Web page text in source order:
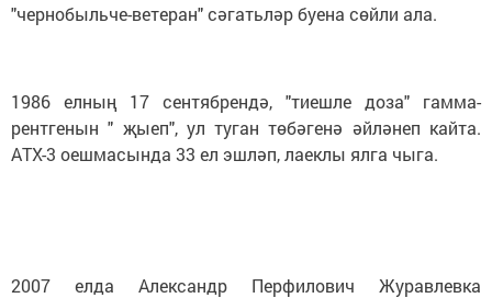
"чернобыльче-ветеран" сәгатьләр буена сөйли ала.
1986 елның 17 сентябрендә, "тиешле доза" гамма-
рентгенын " җыеп", ул туган төбәгенә әйләнеп кайта.
АТХ-3 оешмасында 33 ел эшләп, лаеклы ялга чыга.
2007 елда Александр Перфилович Журавлевка